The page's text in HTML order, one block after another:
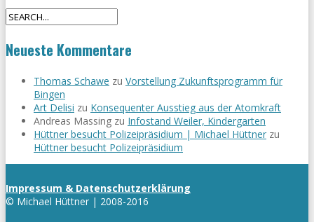
Neueste Kommentare
Thomas Schawe zu Vorstellung Zukunftsprogramm für
Bingen
Art Delisi zu Konsequenter Ausstieg aus der Atomkraft
Andreas Massing zu Infostand Weiler, Kindergarten
Hüttner besucht Polizeipräsidium | Michael Hüttner zu
Hüttner besucht Polizeipräsidium
Impressum & Datenschutzerklärung
© Michael Hüttner | 2008-2016